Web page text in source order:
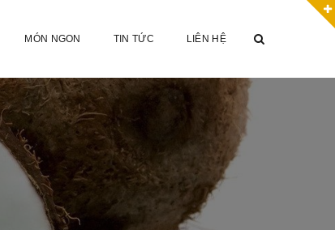
MÓN NGON TIN TỨC LIÊN HỆ